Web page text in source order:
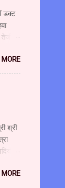
डक्ट
तेजी से
जा
श्री
के